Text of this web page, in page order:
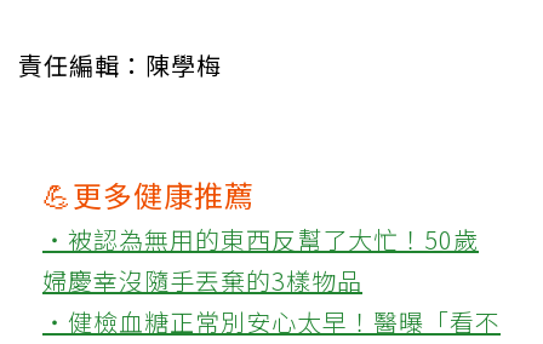
責任編輯：陳學梅
💪更多健康推薦
‧被認為無用的東西反幫了大忙！50歲
婦慶幸沒隨手丟棄的3樣物品
‧健檢血糖正常別安心太早！醫曝「看不